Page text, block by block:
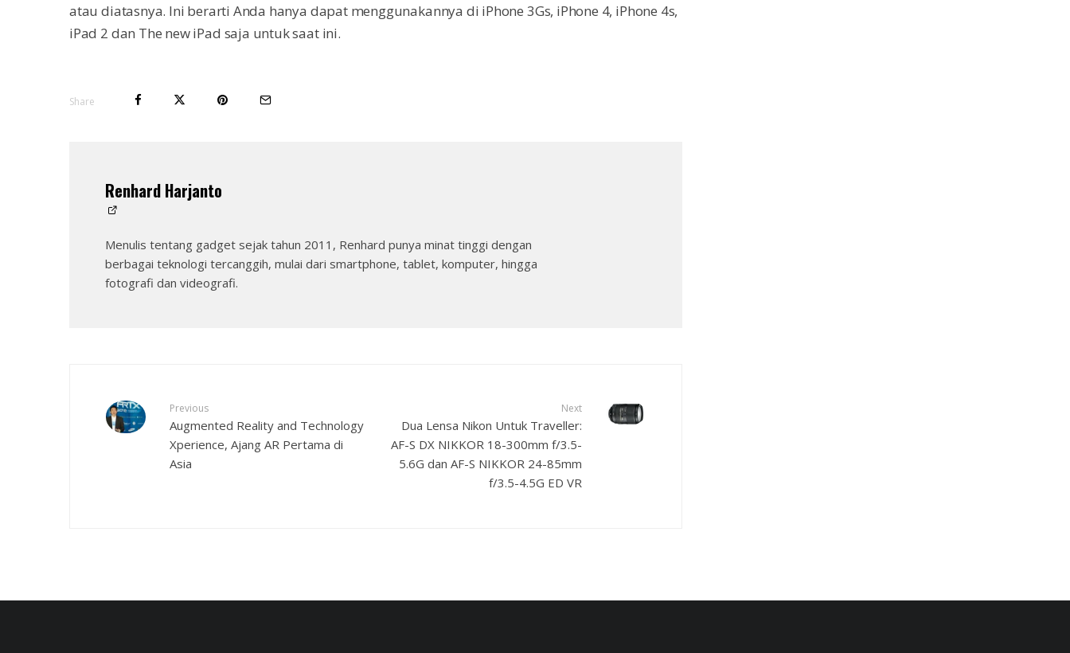
atau diatasnya. Ini berarti Anda hanya dapat menggunakannya di iPhone 3Gs, iPhone 4, iPhone 4s,
iPad 2 dan The new iPad saja untuk saat ini.
Share
Renhard Harjanto
Menulis tentang gadget sejak tahun 2011, Renhard punya minat tinggi dengan
berbagai teknologi tercanggih, mulai dari smartphone, tablet, komputer, hingga
fotografi dan videografi.
Previous
Augmented Reality and Technology
Xperience, Ajang AR Pertama di
Asia
Next
Dua Lensa Nikon Untuk Traveller:
AF-S DX NIKKOR 18-300mm f/3.5-
5.6G dan AF-S NIKKOR 24-85mm
f/3.5-4.5G ED VR